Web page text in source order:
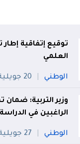
توقيع إتفاقية
العلمي
الوطني 20 جويلية
وزير التربية: ضمان
الراغبين في الدراسة
الوطني 27 جويلية